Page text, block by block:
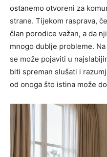
ostanemo otvoreni za
strane. Tijekom rasprava,
član porodice važan, a da
mnogo dublje probleme.
se može pojaviti u
biti spreman slušati i
od onoga što istina može